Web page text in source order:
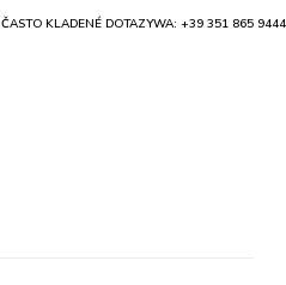
ČASTO KLADENÉ DOTAZYWA: +39 351 865 9444